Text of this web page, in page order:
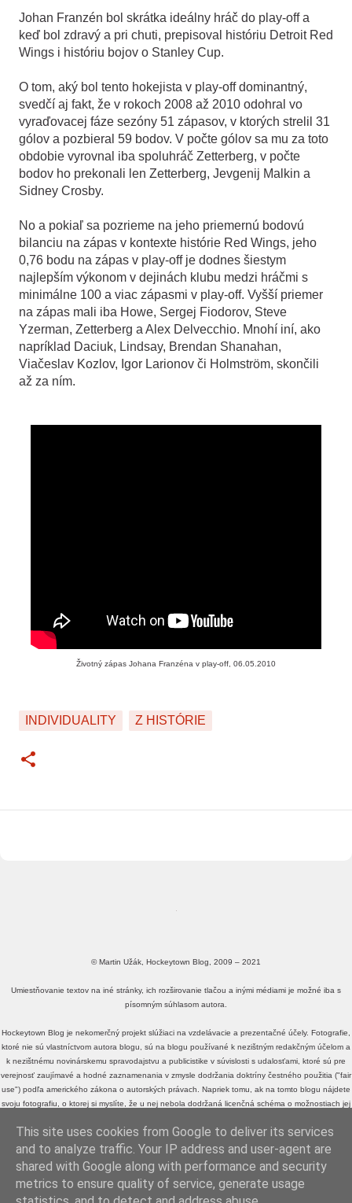
Johan Franzén bol skrátka ideálny hráč do play-off a
keď bol zdravý a pri chuti, prepisoval históriu Detroit Red
Wings i históriu bojov o Stanley Cup.
O tom, aký bol tento hokejista v play-off dominantný,
svedčí aj fakt, že v rokoch 2008 až 2010 odohral vo
vyraďovacej fáze sezóny 51 zápasov, v ktorých strelil 31
gólov a pozbieral 59 bodov. V počte gólov sa mu za toto
obdobie vyrovnal iba spoluhráč Zetterberg, v počte
bodov ho prekonali len Zetterberg, Jevgenij Malkin a
Sidney Crosby.
No a pokiaľ sa pozrieme na jeho priemernú bodovú
bilanciu na zápas v kontexte histórie Red Wings, jeho
0,76 bodu na zápas v play-off je dodnes šiestym
najlepším výkonom v dejinách klubu medzi hráčmi s
minimálne 100 a viac zápasmi v play-off. Vyšší priemer
na zápas mali iba Howe, Sergej Fiodorov, Steve
Yzerman, Zetterberg a Alex Delvecchio. Mnohí iní, ako
napríklad Daciuk, Lindsay, Brendan Shanahan,
Viačeslav Kozlov, Igor Larionov či Holmström, skončili
až za ním.
Životný zápas Johana Franzéna v play-off, 06.05.2010
INDIVIDUALITY Z HISTÓRIE
© Martin Užák, Hockeytown Blog, 2009 – 2021
Umiestňovanie textov na iné stránky, ich rozširovanie tlačou a inými médiami je možné iba s
písomným súhlasom autora.
Hockeytown Blog je nekomerčný projekt slúžiaci na vzdelávacie a prezentačné účely. Fotografie,
ktoré nie sú vlastníctvom autora blogu, sú na blogu používané k nezištným redakčným účelom a
k nezištnému novinárskemu spravodajstvu a publicistike v súvislosti s udalosťami, ktoré sú pre
verejnosť zaujímavé a hodné zaznamenania v zmysle dodržania doktríny čestného použitia ("fair
use") podľa amerického zákona o autorských právach. Napriek tomu, ak na tomto blogu nájdete
svoju fotografiu, o ktorej si myslíte, že u nej nebola dodržaná licenčná schéma o možnostiach jej
čestného použitia ("fair use") podľa amerického zákona o autorských právach, a neželáte si, aby
sa na tomto blogu ďalej zobrazovala,kontaktujte ma, prosím.
MartinUzak.sk |SlovakNHL.sk
This site uses cookies from Google to deliver its services
and to analyze traffic. Your IP address and user-agent are
shared with Google along with performance and security
metrics to ensure quality of service, generate usage